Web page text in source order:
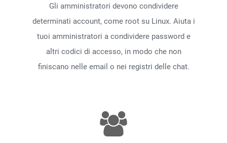
Gli amministratori devono condividere
determinati account, come root su Linux. Aiuta i
tuoi amministratori a condividere password e
altri codici di accesso, in modo che non
finiscano nelle email o nei registri delle chat.